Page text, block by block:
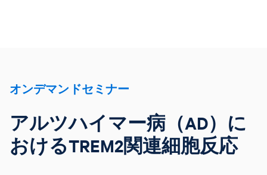
オンデマンドセミナー
アルツハイマー病（AD）に
おけるTREM2関連細胞反応